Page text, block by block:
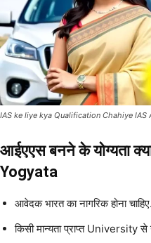
IAS ke liye kya Qualification Chahiye
आईएएस बनने के योग्यता
Yogyata
आवेदक भारत का नागरिक होना चाहिए.
किसी मान्यता प्राप्त University से